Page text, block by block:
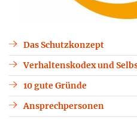
Das Schutzkonzept
Verhaltenskodex und
10 gute Gründe
Ansprechpersonen